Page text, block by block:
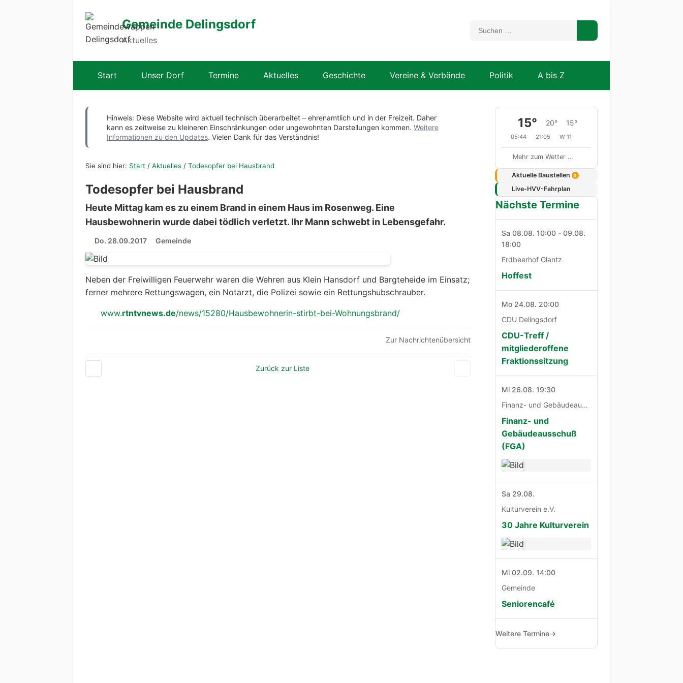
Gemeinde Delingsdorf
Aktuelles
Start Unser Dorf Termine Aktuelles Geschichte Vereine & Verbände Politik A bis Z
Hinweis: Diese Website wird aktuell technisch überarbeitet – ehrenamtlich und in der Freizeit. Daher
kann es zeitweise zu kleineren Einschränkungen oder ungewohnten Darstellungen kommen. Weitere
Informationen zu den Updates. Vielen Dank für das Verständnis!
Sie sind hier: Start / Aktuelles / Todesopfer bei Hausbrand
Todesopfer bei Hausbrand
Heute Mittag kam es zu einem Brand in einem Haus im Rosenweg. Eine
Hausbewohnerin wurde dabei tödlich verletzt. Ihr Mann schwebt in Lebensgefahr.
Do. 28.09.2017 Gemeinde
Neben der Freiwilligen Feuerwehr waren die Wehren aus Klein Hansdorf und Bargteheide im Einsatz;
ferner mehrere Rettungswagen, ein Notarzt, die Polizei sowie ein Rettungshubschrauber.
www.rtntvnews.de/news/15280/Hausbewohnerin-stirbt-bei-Wohnungsbrand/
Zur Nachrichtenübersicht
Zurück zur Liste
15° 20° 15°
05:44 21:05 W 11
Mehr zum Wetter …
Aktuelle Baustellen 3
Live-HVV-Fahrplan
Nächste Termine
Sa 08.08. 10:00 - 09.08.
18:00
Erdbeerhof Glantz
Hoffest
Mo 24.08. 20:00
CDU Delingsdorf
CDU-Treff /
mitgliederoffene
Fraktionssitzung
Mi 26.08. 19:30
Finanz- und Gebäudeausschuß
Finanz- und
Gebäudeausschuß
(FGA)
Sa 29.08.
Kulturverein e.V.
30 Jahre Kulturverein
Mi 02.09. 14:00
Gemeinde
Seniorencafé
Weitere Termine→